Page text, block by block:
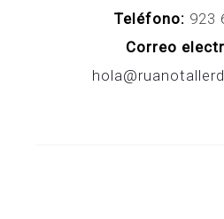
Teléfono: 923
Correo